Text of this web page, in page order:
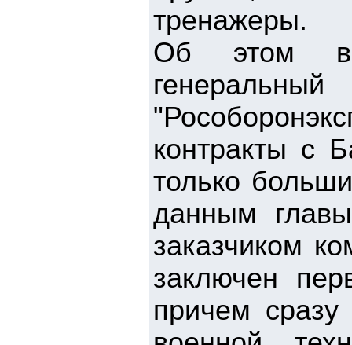
тренажеры.
Об этом в
контракты с
только
данным
заказчиком
заключен
причем